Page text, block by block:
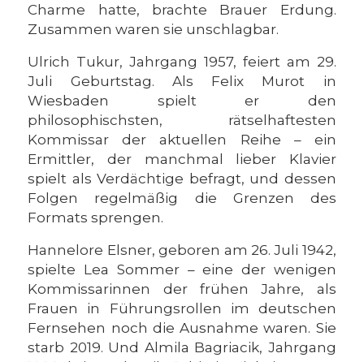
Charme hatte, brachte Brauer Erdung.
Zusammen waren sie unschlagbar.
Ulrich Tukur, Jahrgang 1957, feiert am 29.
Juli Geburtstag. Als Felix Murot in
Wiesbaden spielt er den
philosophischsten, rätselhaftesten
Kommissar der aktuellen Reihe – ein
Ermittler, der manchmal lieber Klavier
spielt als Verdächtige befragt, und dessen
Folgen regelmäßig die Grenzen des
Formats sprengen.
Hannelore Elsner, geboren am 26. Juli 1942,
spielte Lea Sommer – eine der wenigen
Kommissarinnen der frühen Jahre, als
Frauen in Führungsrollen im deutschen
Fernsehen noch die Ausnahme waren. Sie
starb 2019. Und Almila Bagriacik, Jahrgang